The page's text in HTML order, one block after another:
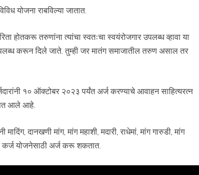
योजना राबविल्या जातात.
होतकरू तरुणांना त्यांचा स्वतःचा स्वयंरोजगार उपलब्ध व्हावा या
करून दिले जाते. तुम्ही जर मातंग समाजातील तरुण असाल तर
१० ऑक्टोबर २०२३ पर्यंत अर्ज करण्याचे आवाहन साहित्यरत्न
आले आहे.
दानखणी मांग, मांग महाशी, मदारी, राधेमां, मांग गारुडी, मांग
कर्ज योजनेसाठी अर्ज करू शकतात.